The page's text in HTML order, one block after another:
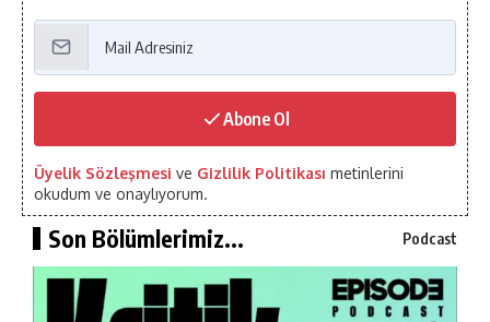
Abone Ol
Üyelik Sözleşmesi ve Gizlilik Politikası metinlerini
okudum ve onaylıyorum.
Son Bölümlerimiz... Podcast